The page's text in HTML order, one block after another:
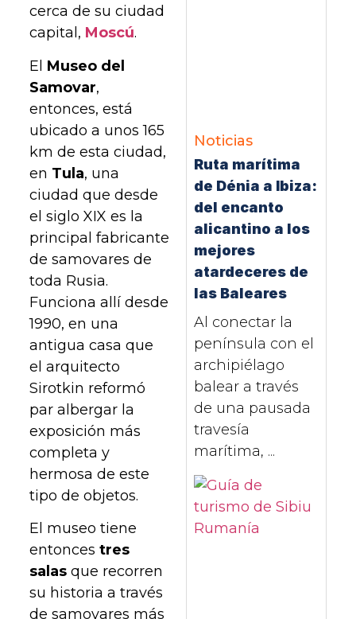
cerca de su ciudad
capital, Moscú.
El Museo del
Samovar,
entonces, está
ubicado a unos 165
km de esta ciudad,
en Tula, una
ciudad que desde
el siglo XIX es la
principal fabricante
de samovares de
toda Rusia.
Funciona allí desde
1990, en una
antigua casa que
el arquitecto
Sirotkin reformó
par albergar la
exposición más
completa y
hermosa de este
tipo de objetos.
El museo tiene
entoncestres
salas que recorren
su historia a través
de samovares más
Noticias
Ruta marítima
de Dénia a Ibiza:
del encanto
alicantino a los
mejores
atardeceres de
las Baleares
Al conectar la
península con el
archipiélago
balear a través
de una pausada
travesía
marítima, ...